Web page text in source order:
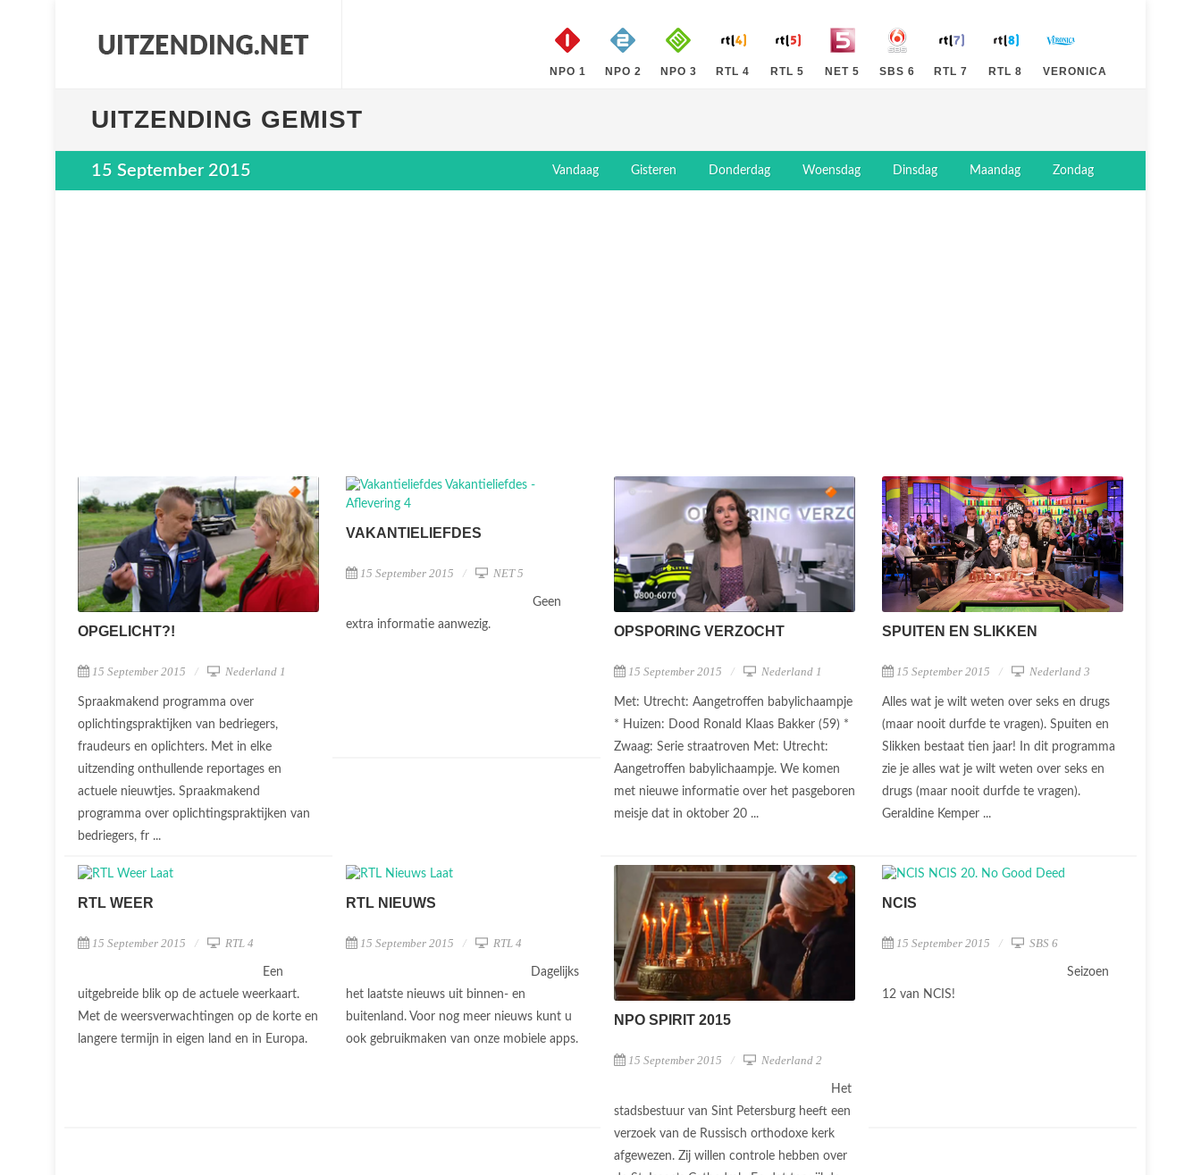
NPO 1 NPO 2 NPO 3 RTL 4 RTL 5 NET 5 SBS 6 RTL 7 RTL 8 VERONICA
UITZENDING GEMIST
15 September 2015 Vandaag Gisteren Donderdag Woensdag Dinsdag Maandag Zondag
OPGELICHT?!
15 September 2015 Nederland 1
Spraakmakend programma over
oplichtingspraktijken van bedriegers,
fraudeurs en oplichters. Met in elke
uitzending onthullende reportages en
actuele nieuwtjes. Spraakmakend
programma over oplichtingspraktijken van
bedriegers, fr ...
VAKANTIELIEFDES
15 September 2015 NET 5
Geen
extra informatie aanwezig.
OPSPORING VERZOCHT
15 September 2015 Nederland 1
Met: Utrecht: Aangetroffen babylichaampje
* Huizen: Dood Ronald Klaas Bakker (59) *
Zwaag: Serie straatroven Met: Utrecht:
Aangetroffen babylichaampje. We komen
met nieuwe informatie over het pasgeboren
meisje dat in oktober 20 ...
SPUITEN EN SLIKKEN
15 September 2015 Nederland 3
Alles wat je wilt weten over seks en drugs
(maar nooit durfde te vragen). Spuiten en
Slikken bestaat tien jaar! In dit programma
zie je alles wat je wilt weten over seks en
drugs (maar nooit durfde te vragen).
Geraldine Kemper ...
RTL WEER
15 September 2015 RTL 4
Een
uitgebreide blik op de actuele weerkaart.
Met de weersverwachtingen op de korte en
langere termijn in eigen land en in Europa.
RTL NIEUWS
15 September 2015 RTL 4
Dagelijks
het laatste nieuws uit binnen- en
buitenland. Voor nog meer nieuws kunt u
ook gebruikmaken van onze mobiele apps.
NPO SPIRIT 2015
15 September 2015 Nederland 2
Het
stadsbestuur van Sint Petersburg heeft een
verzoek van de Russisch orthodoxe kerk
afgewezen. Zij willen controle hebben over
NCIS
15 September 2015 SBS 6
Seizoen
12 van NCIS!